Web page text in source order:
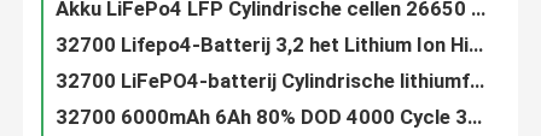
Fabrieksreis
Kwaliteitscontrole
De draagbare Zonnegenerator van de Krachtcentrale500w 1000W Voeding
IFR14500 3.2V 600mAh oplaadbare LiFePo4-batterij klasse AAA
6200 mah 32700 LiFePO4-batterij, 3,2 V LiFePO4 cilindrische cellen
26650 2300mAh LiFePO4 oplaadbare batterij, 2.3Ah LFP-batterijcel